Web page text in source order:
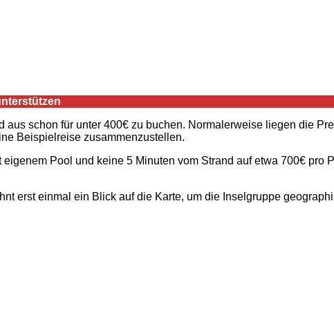
schon für unter 400€ zu buchen. Normalerweise liegen die
Beispielreise zusammenzustellen.
Pool und keine 5 Minuten vom Strand auf etwa 700€ pro
erst einmal ein Blick auf die Karte, um die Inselgruppe